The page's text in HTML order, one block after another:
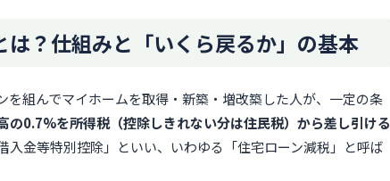
は？仕組みと「いくら戻るか」の基本
を組んでマイホームを取得・新築・増改築した人が、一定の条
の0.7%を所得税（控除しきれない分は住民税）から差し引ける
入金等特別控除」といい、いわゆる「住宅ローン減税」と呼ば